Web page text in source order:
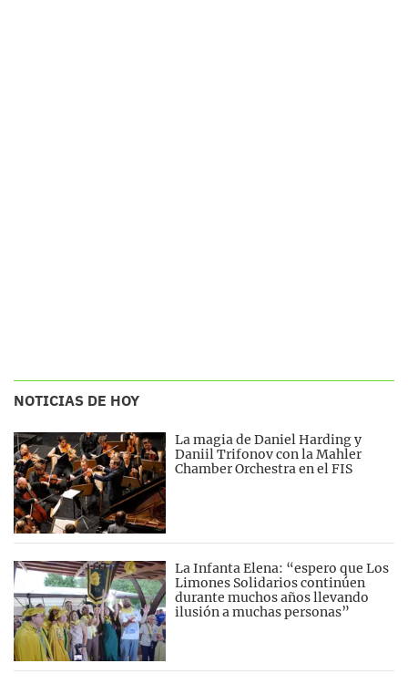
NOTICIAS DE HOY
La magia de Daniel Harding y
Daniil Trifonov con la Mahler
Chamber Orchestra en el FIS
La Infanta Elena: “espero que Los
Limones Solidarios continúen
durante muchos años llevando
ilusión a muchas personas”